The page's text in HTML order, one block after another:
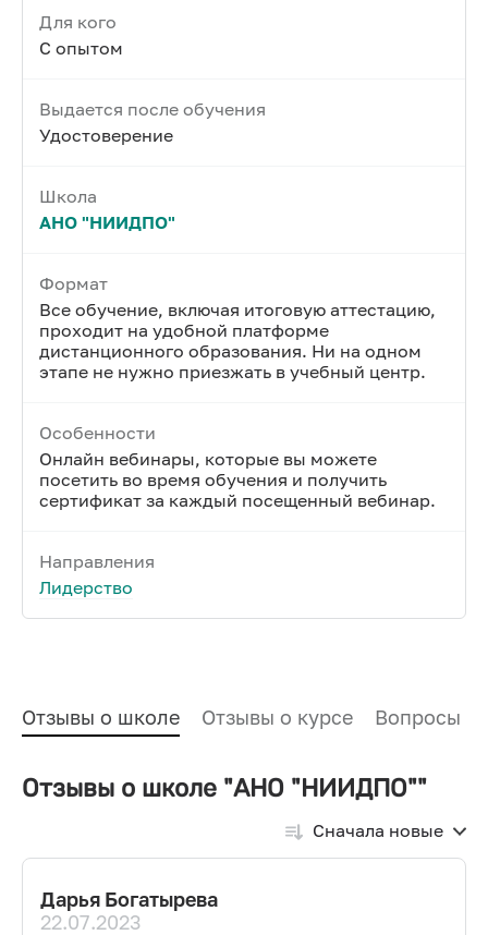
Для кого
С опытом
Выдается после обучения
Удостоверение
Школа
АНО "НИИДПО"
Формат
Все обучение, включая итоговую аттестацию,
проходит на удобной платформе
дистанционного образования. Ни на одном
этапе не нужно приезжать в учебный центр.
Особенности
Онлайн вебинары, которые вы можете
посетить во время обучения и получить
сертификат за каждый посещенный вебинар.
Направления
Лидерство
Отзывы о школе Отзывы о курсе Вопросы и
Отзывы о школе "АНО "НИИДПО""
Сначала новые
Дарья Богатырева
22.07.2023